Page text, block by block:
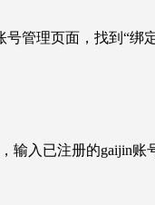
管理页面，找到“绑
输入已注册的gaijin账